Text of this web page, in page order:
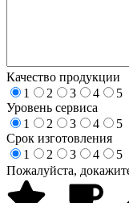
Качество продукции
1
2 3 4
5
Уровень сервиса
1
2 3 4
5
Срок изготовления
1
2 3 4
5
Пожалуйста,